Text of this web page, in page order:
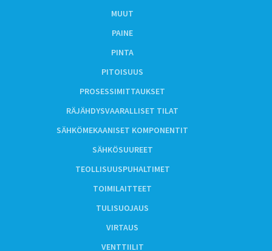
MUUT
PAINE
PINTA
PITOISUUS
PROSESSIMITTAUKSET
RÄJÄHDYSVAARALLISET TILAT
SÄHKÖMEKAANISET KOMPONENTIT
SÄHKÖSUUREET
TEOLLISUUSPUHALTIMET
TOIMILAITTEET
TULISUOJAUS
VIRTAUS
VENTTIILIT